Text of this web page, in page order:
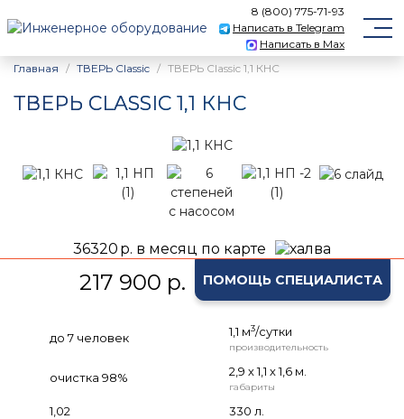
8 (800) 775-71-93
Написать в Telegram
Написать в Max
Главная
ТВЕРЬ Classic ТВЕРЬ Classic 1,1 КНС
ТВЕРЬ CLASSIC 1,1 КНС
36320 р. в месяц по карте
217 900 р. ПОМОЩЬ СПЕЦИАЛИСТА
до 7 человек 1,1 м3/сутки
производительность
очистка 98% 2,9 х 1,1 х 1,6 м.
габариты
1,02 330 л.